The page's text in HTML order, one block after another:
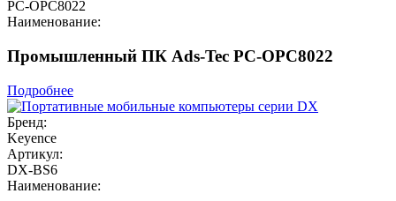
PC-OPC8022
Наименование:
Промышленный ПК Ads-Tec PC-OPC8022
Подробнее
Бренд:
Keyence
Артикул:
DX-BS6
Наименование: